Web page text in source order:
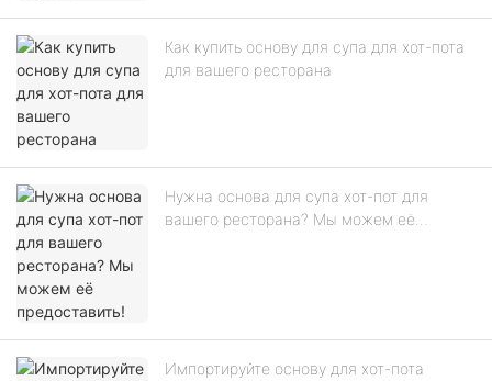
Как купить основу для супа для хот-пота
для вашего ресторана
Нужна основа для супа хот-пот для
вашего ресторана? Мы можем её
Импортируйте основу для хот-пота